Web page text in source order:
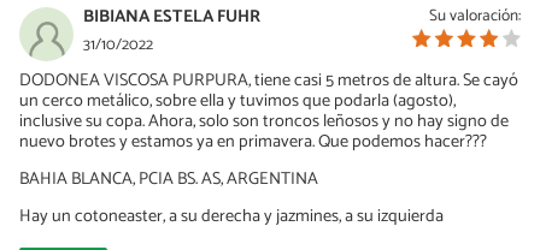
Su valoración:
BIBIANA ESTELA FUHR
31/10/2022
DODONEA VISCOSA PURPURA, tiene casi 5 metros de altura. Se cayó
un cerco metálico, sobre ella y tuvimos que podarla (agosto),
inclusive su copa. Ahora, solo son troncos leñosos y no hay signo de
nuevo brotes y estamos ya en primavera. Que podemos hacer???
BAHIA BLANCA, PCIA BS. AS, ARGENTINA
Hay un cotoneaster, a su derecha y jazmines, a su izquierda